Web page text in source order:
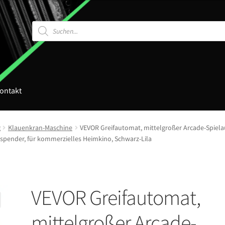
Products
search
Klauenkran-Maschine
VEVOR Greifautomat, mittelgroßer Arcade-
für kommerzielles Heimkino, Schwarz-Lila
VEVOR Greifautomat,